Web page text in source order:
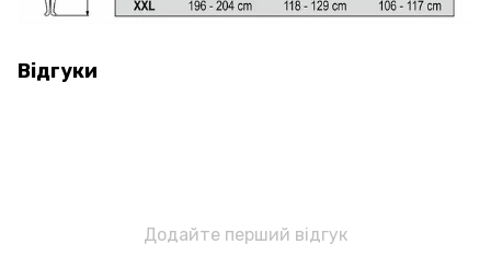
Відгуки
Додайте перший відгук